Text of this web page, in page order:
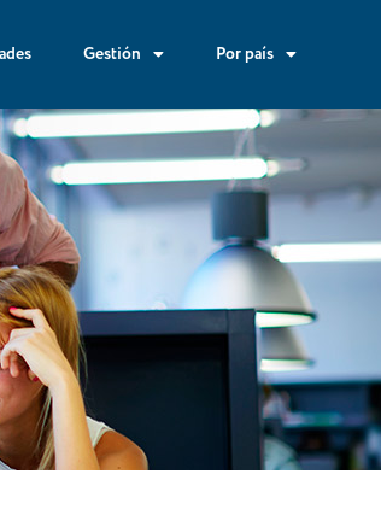
Gestión Por país